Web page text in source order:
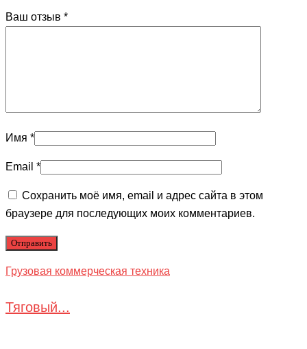
Ваш отзыв *
Имя *
Email *
Сохранить моё имя, email и адрес сайта в этом
браузере для последующих моих комментариев.
Грузовая коммерческая техника
Тяговый...